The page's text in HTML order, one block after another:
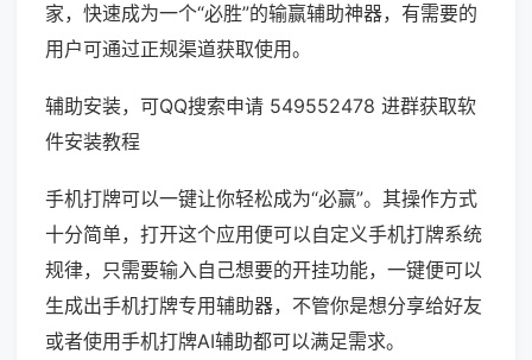
家，快速成为一个“必胜”的输赢辅助神器，有需要的
用户可通过正规渠道获取使用。
辅助安装，可QQ搜索申请 549552478 进群获取软
件安装教程
手机打牌可以一键让你轻松成为“必赢”。其操作方式
十分简单，打开这个应用便可以自定义手机打牌系统
规律，只需要输入自己想要的开挂功能，一键便可以
生成出手机打牌专用辅助器，不管你是想分享给好友
或者使用手机打牌AI辅助都可以满足需求。